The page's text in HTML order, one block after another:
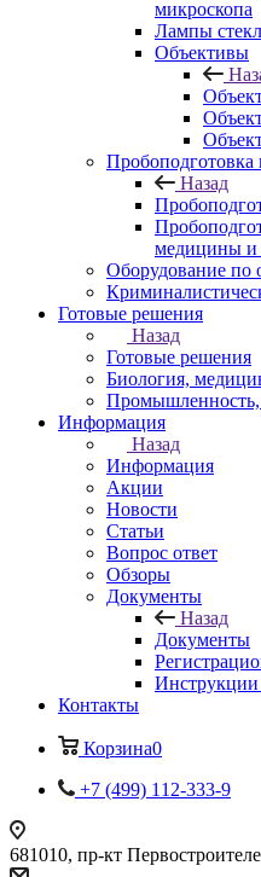
микроскопа
Лампы
Объективы
Пробоподготовка
Назад
медицины и
Оборудование по
Готовые решения
Назад
Готовые решения
Биология,
Промышленность,
Информация
Назад
Информация
Акции
Новости
Статьи
Вопрос ответ
Обзоры
Документы
Назад
Документы
Инструкции
Контакты
Корзина0
+7 (499) 112-333-9
681010, пр-кт